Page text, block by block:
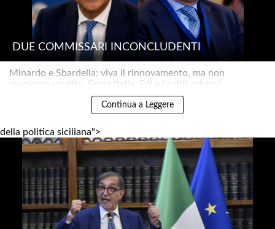
DUE COMMISSARI INCONCLUDENTI
Minardo e Sbardella: viva il rinnovamento, ma non
muovono un dito. Forza Italia, FdI e i soliti schemi..
Continua a Leggere
della politica siciliana">